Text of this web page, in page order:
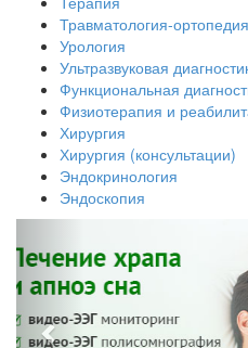
Травматология-ортопедия
Урология
Ультразвуковая
Функциональная
Физиотерапия и
Хирургия
Хирургия (консультации)
Эндокринология
Эндоскопия